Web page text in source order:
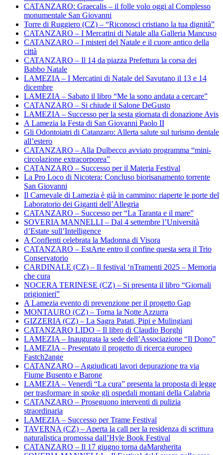
CATANZARO: Graecalis – il folle volo oggi al Complesso
monumentale San Giovanni
Torre di Ruggiero (CZ) – “Riconosci cristiano la tua dignità”
CATANZARO – I Mercatini di Natale alla Galleria Mancuso
CATANZARO – I misteri del Natale e il cuore antico della
città
CATANZARO – Il 14 da piazza Prefettura la corsa dei
Babbo Natale
LAMEZIA – I Mercatini di Natale del Savutano il 13 e 14
dicembre
LAMEZIA – Sabato il libro “Me la sono andata a cercare”
CATANZARO – Si chiude il Salone DeGusto
LAMEZIA – Successo per la sesta giornata di donazione Avis
A Lamezia la Festa di San Giovanni Paolo II
Gli Odontoiatri di Catanzaro: Allerta salute sul turismo dentale
all’estero
CATANZARO – Alla Dulbecco avviato programma “mini-
circolazione extracorporea”
CATANZARO – Successo per il Materia Festival
La Pro Loco di Nicotera: Concluso biorisanamento torrente
San Giovanni
Il Carnevale di Lamezia è già in cammino: riaperte le porte del
Laboratorio dei Giganti dell’Allegria
CATANZARO – Successo per “La Taranta e il mare”
SOVERIA MANNELLI – Dal 4 settembre l’Università
d’Estate sull’Intelligence
A Conflenti celebrata la Madonna di Visora
CATANZARO – EstArte entro il confine questa sera il Trio
Conservatorio
CARDINALE (CZ) – Il festival ‘nTramenti 2025 – Memoria
che cura
NOCERA TERINESE (CZ) – Si presenta il libro “Giornali
prigionieri”
A Lamezia evento di prevenzione per il progetto Gap
MONTAURO (CZ) – Torna la Notte Azzurra
GIZZERIA (CZ) – La Sagra Patati, Pipi e Mulingiani
CATANZARO LIDO – Il libro di Claudio Borghi
LAMEZIA – Inaugurata la sede dell’Associazione “Il Dono”
LAMEZIA – Presentato il progetto di ricerca europeo
Fastch2ange
CATANZARO – Aggiudicati lavori depurazione tra via
Fiume Busento e Barone
LAMEZIA – Venerdì “La cura” presenta la proposta di legge
per trasformare in spoke gli ospedali montani della Calabria
CATANZARO – Proseguono interventi di pulizia
straordinaria
LAMEZIA – Successo per Trame Festival
TAVERNA (CZ) – Aperta la call per la residenza di scrittura
naturalistica promossa dall’Hyle Book Festival
CATANZARO – Il 17 giugno torna daMargherita